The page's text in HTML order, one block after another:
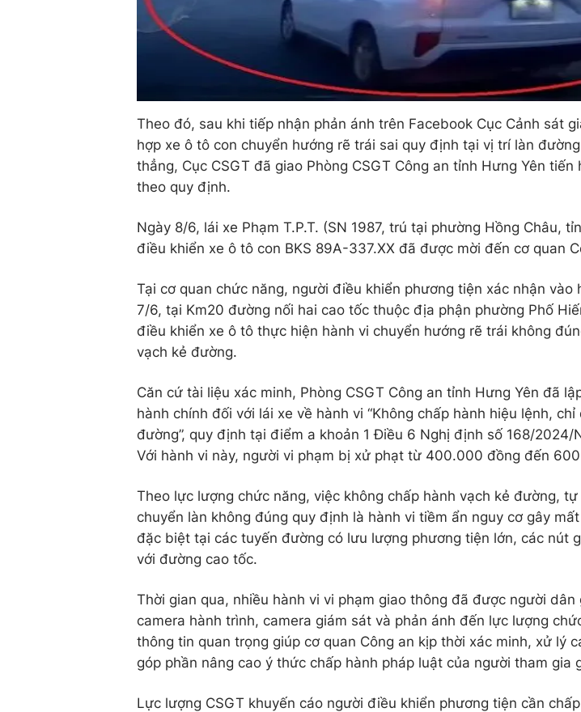
Theo đó, sau khi tiếp nhận phản ánh trên Facebook Cục Cảnh sát
hợp xe ô tô con chuyển hướng rẽ trái sai quy định tại vị trí làn
thẳng, Cục CSGT đã giao Phòng CSGT Công an tỉnh Hưng Yên tiến
theo quy định.
Ngày 8/6, lái xe Phạm T.P.T. (SN 1987, trú tại phường Hồng Châu,
điều khiển xe ô tô con BKS 89A-337.XX đã được mời đến cơ quan
Tại cơ quan chức năng, người điều khiển phương tiện xác nhận vào
7/6, tại Km20 đường nối hai cao tốc thuộc địa phận phường Phố
điều khiển xe ô tô thực hiện hành vi chuyển hướng rẽ trái không
vạch kẻ đường.
Căn cứ tài liệu xác minh, Phòng CSGT Công an tỉnh Hưng Yên đã
hành chính đối với lái xe về hành vi “Không chấp hành hiệu lệnh,
đường”, quy định tại điểm a khoản 1 Điều 6 Nghị định số 168/2024/
Với hành vi này, người vi phạm bị xử phạt từ 400.000 đồng đến
Theo lực lượng chức năng, việc không chấp hành vạch kẻ đường,
chuyển làn không đúng quy định là hành vi tiềm ẩn nguy cơ gây
đặc biệt tại các tuyến đường có lưu lượng phương tiện lớn, các nút
với đường cao tốc.
Thời gian qua, nhiều hành vi vi phạm giao thông đã được người dân
camera hành trình, camera giám sát và phản ánh đến lực lượng
thông tin quan trọng giúp cơ quan Công an kịp thời xác minh, xử lý
góp phần nâng cao ý thức chấp hành pháp luật của người tham gia
Lực lượng CSGT khuyến cáo người điều khiển phương tiện cần